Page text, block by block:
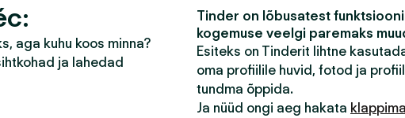
aga kuhu koos minna?
ja lahedad
Tinder on lõbusatest
kogemuse veelgi paremaks
Esiteks on Tinderit lihtne
oma profiilile huvid, fotod ja
tundma õppida.
Ja nüüd ongi aeg hakata klappima